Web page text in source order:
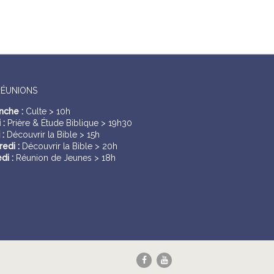
: Culte > 10h
: Prière & Étude Biblique > 19h30
: Découvrir la Bible > 15h
: Découvrir la Bible > 20h
: Réunion de Jeunes > 18h